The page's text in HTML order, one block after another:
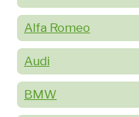
Alfa Romeo
Audi
BMW